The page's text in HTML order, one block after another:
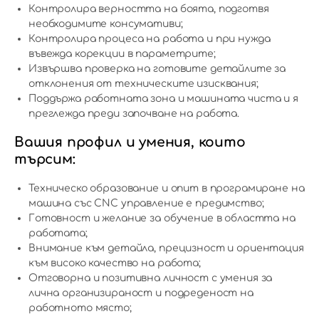
Контролира верността на боята, подготвя
необходимите консумативи;
Контролира процеса на работа и при нужда
въвежда корекции в параметрите;
Извършва проверка на готовите детайлите за
отклонения от техническите изисквания;
Поддържа работната зона и машината чиста и я
преглежда преди започване на работа.
Вашия профил и умения, които
търсим:
Техническо образование и опит в програмиране на
машина със CNC управление е предимство;
Готовност и желание за обучение в областта на
работата;
Внимание към детайла, прецизност и ориентация
към високо качество на работа;
Отговорна и позитивна личност с умения за
лична организираност и подреденост на
работното място;